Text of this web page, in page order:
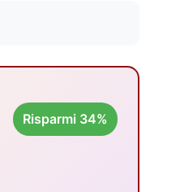
Risparmi 34%